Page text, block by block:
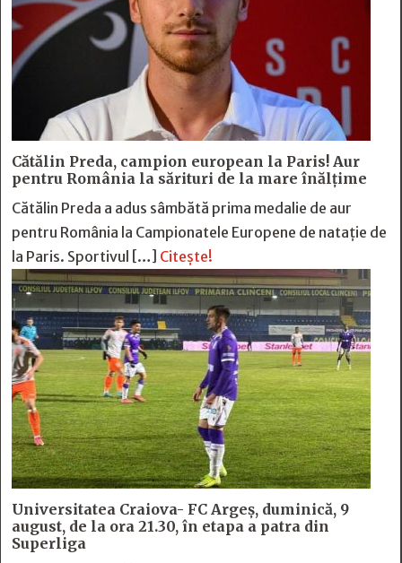
Cătălin Preda, campion european la Paris! Aur
pentru România la sărituri de la mare înălțime
Cătălin Preda a adus sâmbătă prima medalie de aur
pentru România la Campionatele Europene de natație de
la Paris. Sportivul […] Citește!
Universitatea Craiova- FC Argeș, duminică, 9
august, de la ora 21.30, în etapa a patra din
Superliga